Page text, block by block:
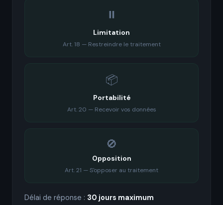
⏸️
Limitation
Art. 18 — Restreindre le traitement
📦
Portabilité
Art. 20 — Recevoir vos données
🚫
Opposition
Art. 21 — S'opposer au traitement
Délai de réponse : 30 jours maximum